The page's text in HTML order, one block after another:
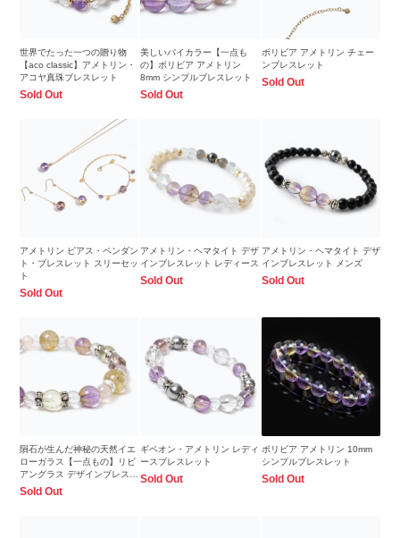
世界でたった一つの贈り物
【aco classic】アメトリン・
アコヤ真珠ブレスレット
Sold Out
美しいバイカラー【一点も
の】ボリビア アメトリン
8mm シンプルブレスレット
Sold Out
ボリビア アメトリン チェー
ンブレスレット
Sold Out
アメトリン ピアス・ペンダン
ト・ブレスレット スリーセッ
ト
Sold Out
アメトリン・ヘマタイト デザ
インブレスレット レディース
Sold Out
アメトリン・ヘマタイト デザ
インブレスレット メンズ
Sold Out
隕石が生んだ神秘の天然イエ
ローガラス【一点もの】リビ
アングラス デザインブレスレ
ット
Sold Out
ギベオン・アメトリン レディ
ースブレスレット
Sold Out
ボリビア アメトリン 10mm
シンプルブレスレット
Sold Out